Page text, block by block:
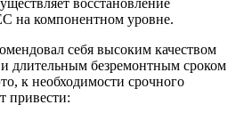
на компонентном уровне.
себя высоким качеством
длительным безремонтным сроком
к необходимости срочного
привести: